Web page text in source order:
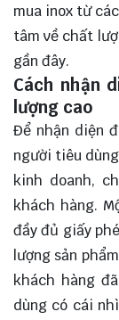
mua inox từ
tâm về chất
gần đây.
Cách nhận
lượng cao
Để nhận diện
người tiêu
kinh doanh,
khách hàng.
đầy đủ giấy
lượng sản
khách hàng
dùng có cái